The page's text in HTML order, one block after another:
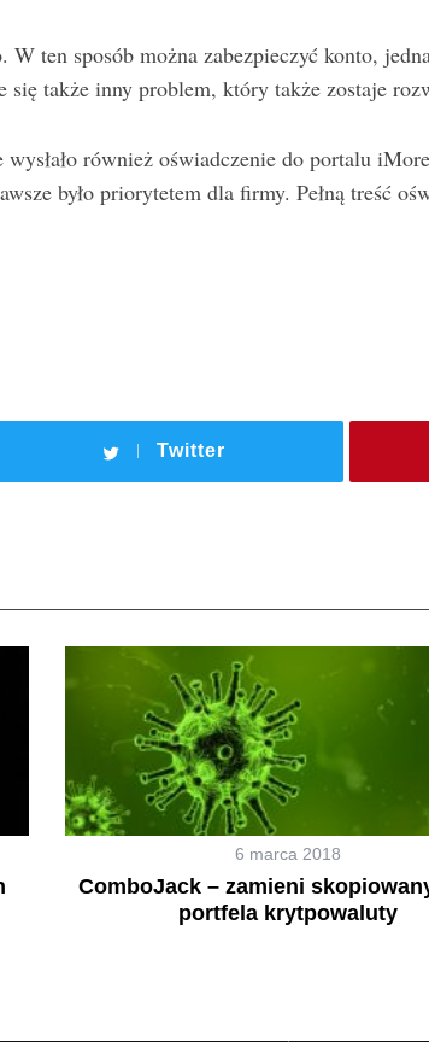
W ten sposób można zabezpieczyć konto,
się także inny problem, który także zostaje
również oświadczenie do portalu
było priorytetem dla firmy. Pełną treść
Twitter
6 marca 2018
ComboJack – zamieni
portfela krytpowaluty